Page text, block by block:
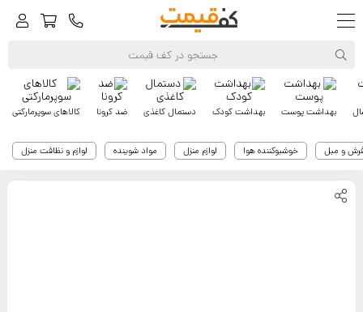
کالاهای سوپرمارکتی ضد کرونا دستمال کاغذی بهداشت کودک بهداشت پوست
لوازم و نظافت منزل مواد شوینده لوازم منزل خوشبوکننده هوا و مبل